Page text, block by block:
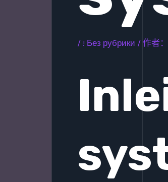
/ ! Без рубрики / 作者：